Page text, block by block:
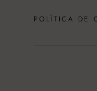
POLÍTICA DE